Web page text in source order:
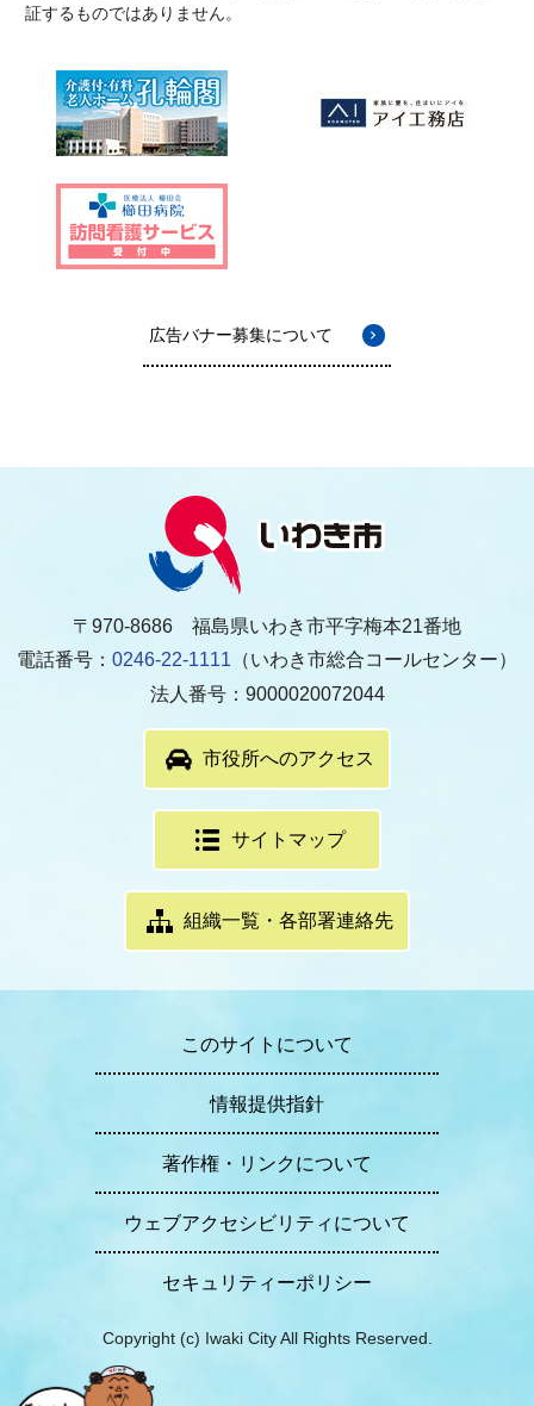
証するものではありません。
広告バナー募集について
〒970-8686 福島県いわき市平字梅本21番地
電話番号： 0246-22-1111 （いわき市総合コールセンター）
法人番号：9000020072044
市役所へのアクセス
サイトマップ
組織一覧・各部署連絡先
このサイトについて
情報提供指針
著作権・リンクについて
ウェブアクセシビリティについて
セキュリティーポリシー
Copyright (c) Iwaki City All Rights Reserved.